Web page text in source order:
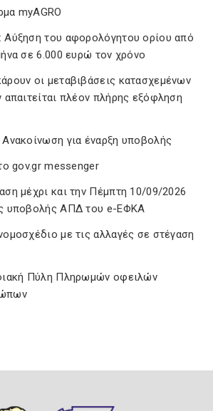
myAGRO
Αύξηση του αφορολόγητου ορίου από
σε 6.000 ευρώ τον χρόνο
οι μεταβιβάσεις κατασχεμένων
πλέον πλήρης εξόφληση
για έναρξη υποβολής
gov.gr messenger
μέχρι και την Πέμπτη 10/09/2026
υποβολής ΑΠΔ του e-ΕΦΚΑ
με τις αλλαγές σε στέγαση
Πύλη Πληρωμών οφειλών